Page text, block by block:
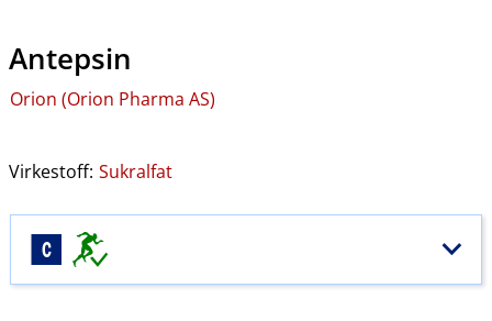
Antepsin
Orion (Orion Pharma AS)
Virkestoff: Sukralfat